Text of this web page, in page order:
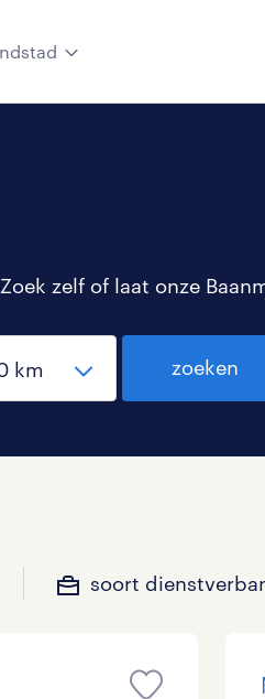
zelf of laat onze
zoeken
soort